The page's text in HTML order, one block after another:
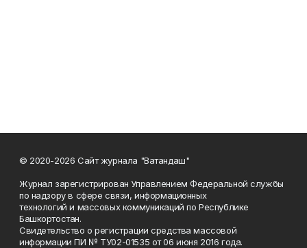
© 2020-2026 Сайт журнала "Ватандаш"
Журнал зарегистрирован Управлением Федеральной службы
по надзору в сфере связи, информационных
технологий и массовых коммуникаций по Республике
Башкортостан.
Свидетельство о регистрации средства массовой
информации ПИ № ТУ02-01535 от 06 июня 2016 года.